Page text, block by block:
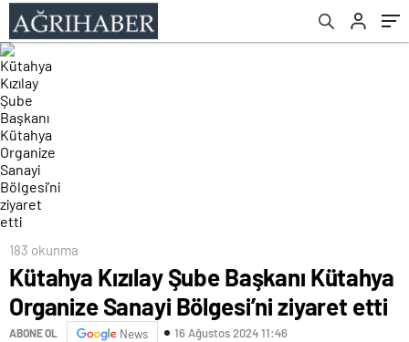
183 okunma
Kütahya Kızılay Şube Başkanı Kütahya
Organize Sanayi Bölgesi’ni ziyaret etti
ABONE OL News 16 Ağustos 2024 11:46